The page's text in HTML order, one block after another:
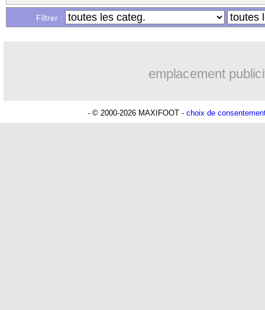
Liste des brèves du lun. 19 décembre
Filtrer :
emplacement
- © 2000-2026 MAXIFOOT - choix de